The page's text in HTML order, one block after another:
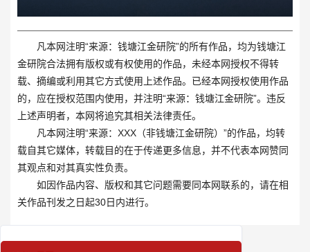
凡本网注明“来源：钱塘江金研院”的所有作品，均为钱塘江
金研院合法拥有版权或有权使用的作品，未经本网授权不得转
载、摘编或利用其它方式使用上述作品。已经本网授权使用作品
的，应在授权范围内使用，并注明“来源：钱塘江金研院”。违反
上述声明者，本网将追究其相关法律责任。
凡本网注明“来源：XXX（非钱塘江金研院）”的作品，均转
载自其它媒体，转载目的在于传递更多信息，并不代表本网赞同
其观点和对其真实性负责。
如因作品内容、版权和其它问题需要同本网联系的，请在相
关作品刊发之日起30日内进行。